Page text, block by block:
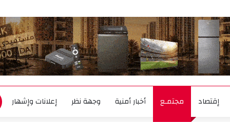
إقتصاد مجتمـع أخبار أمنية وجهة نظر إعلانات وإشهار